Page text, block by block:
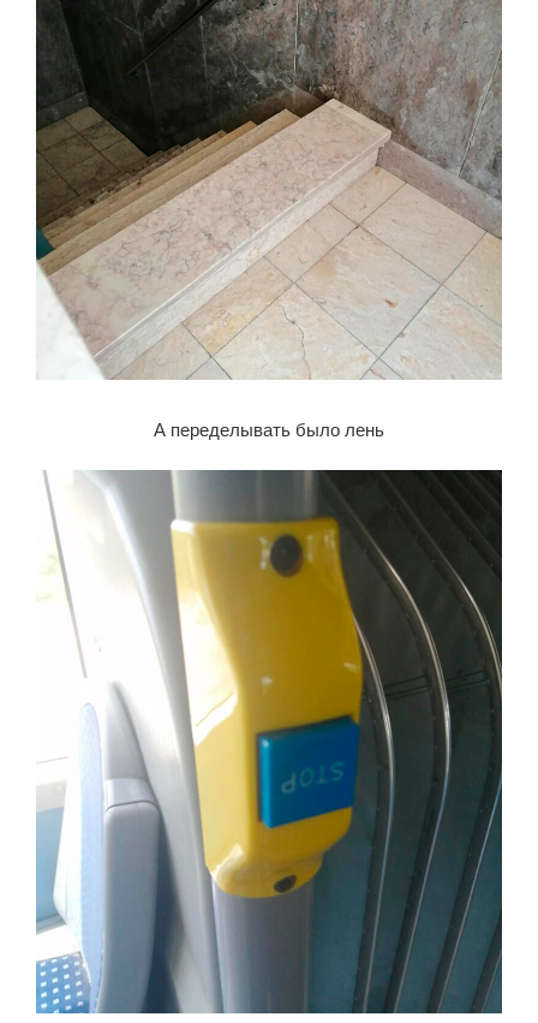
А переделывать было лень